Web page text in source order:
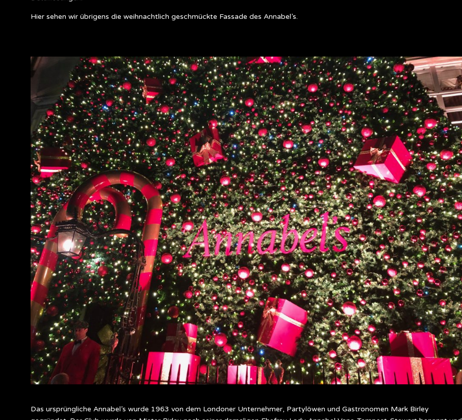
Hier sehen wir übrigens die weihnachtlich geschmückte Fassade des Annabel’s.
Das ursprüngliche Annabel’s wurde 1963 von dem Londoner Unternehmer, Partylöwen und Gastronomen Mark Birley